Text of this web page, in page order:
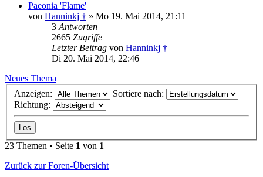
Paeonia 'Flame'
von Hanninkj † » Mo 19. Mai 2014, 21:11
3 Antworten
2665 Zugriffe
Letzter Beitrag von Hanninkj †
Di 20. Mai 2014, 22:46
Neues Thema
Anzeigen:
Sortiere nach:
Richtung:
23 Themen • Seite 1 von 1
Zurück zur Foren-Übersicht